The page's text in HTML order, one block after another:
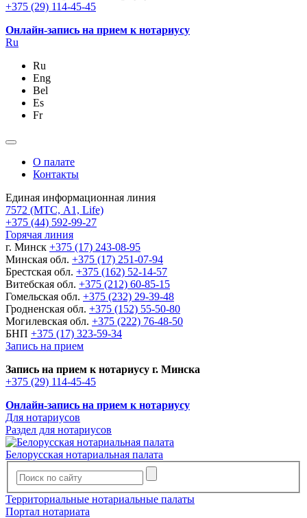
+375 (29) 114-45-45
Онлайн-запись на прием к нотариусу
Ru
Ru
Eng
Bel
Es
Fr
О палате
Контакты
Единая информационная линия
7572 (МТС, A1, Life)
+375 (44) 592-99-27
Горячая линия
г. Минск +375 (17) 243-08-95
Минская обл. +375 (17) 251-07-94
Брестская обл. +375 (162) 52-14-57
Витебская обл. +375 (212) 60-85-15
Гомельская обл. +375 (232) 29-39-48
Гродненская обл. +375 (152) 55-50-80
Могилевская обл. +375 (222) 76-48-50
БНП +375 (17) 323-59-34
Запись на прием
Запись на прием к нотариусу г. Минска
+375 (29) 114-45-45
Онлайн-запись на прием к нотариусу
Для нотариусов
Раздел для нотариусов
Белорусская нотариальная палата
Территориальные нотариальные палаты
Портал нотариата